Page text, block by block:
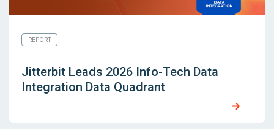
REPORT
Jitterbit Leads 2026 Info-Tech Data
Integration Data Quadrant